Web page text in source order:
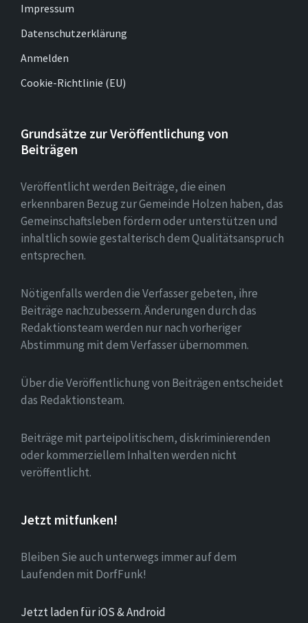
Impressum
Datenschutzerklärung
Anmelden
Cookie-Richtlinie (EU)
Grundsätze zur Veröffentlichung von
Beiträgen
Veröffentlicht werden Beiträge, die einen
erkennbaren Bezug zur Gemeinde Holzen haben, das
Gemeinschaftsleben fördern oder unterstützen und
inhaltlich sowie gestalterisch dem Qualitätsanspruch
entsprechen.
Nötigenfalls werden die Verfasser gebeten, ihre
Beiträge nachzubessern. Änderungen durch das
Redaktionsteam werden nur nach vorheriger
Abstimmung mit dem Verfasser übernommen.
Über die Veröffentlichung von Beiträgen entscheidet
das Redaktionsteam.
Beiträge mit parteipolitischem, diskriminierenden
oder kommerziellem Inhalten werden nicht
veröffentlicht.
Jetzt mitfunken!
Bleiben Sie auch unterwegs immer auf dem
Laufenden mit DorfFunk!
Jetzt laden für iOS & Android